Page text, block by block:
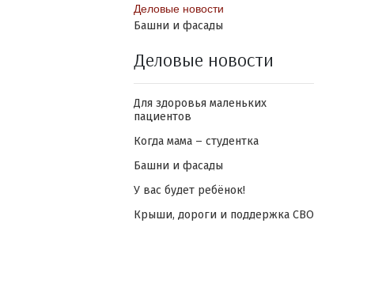
Деловые новости
Башни и фасады
Деловые новости
Для здоровья маленьких
пациентов
Когда мама – студентка
Башни и фасады
У вас будет ребёнок!
Крыши, дороги и поддержка СВО